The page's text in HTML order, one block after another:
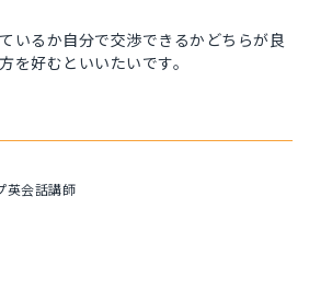
いるか自分で交渉できるかどちらが良
を好むといいたいです。
英会話講師